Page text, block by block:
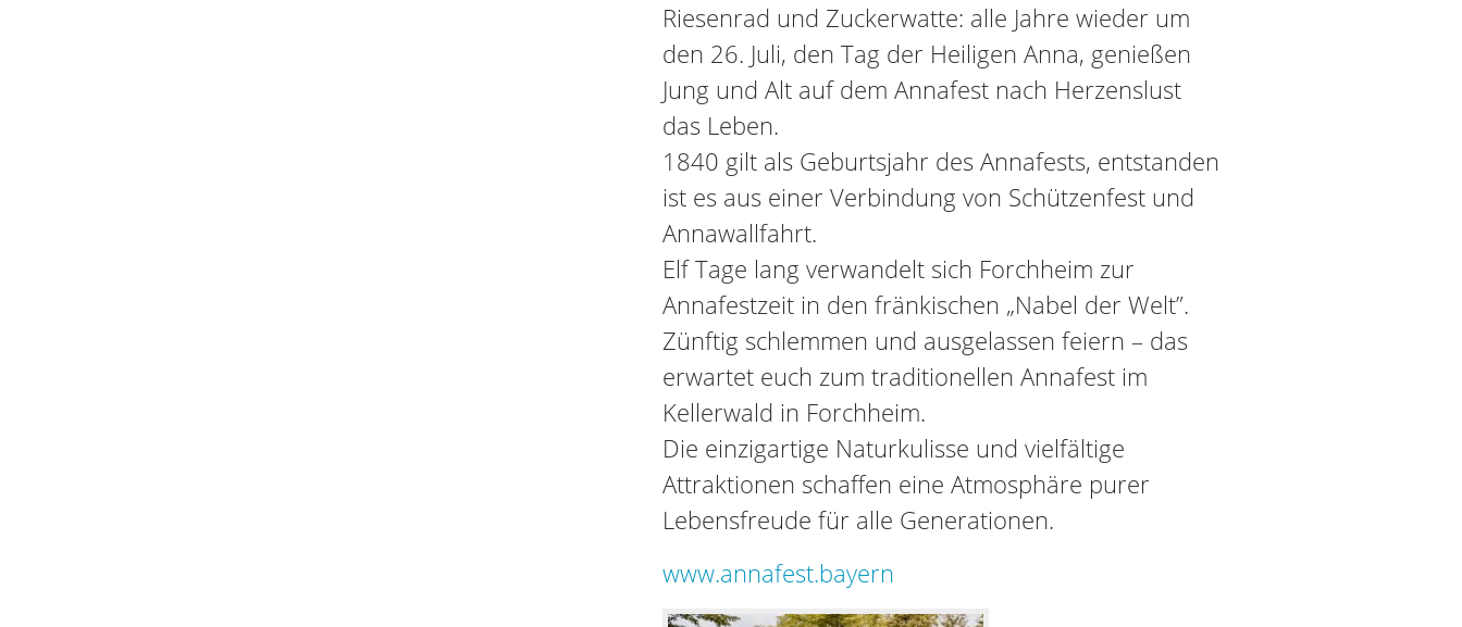
Riesenrad und Zuckerwatte: alle Jahre wieder um
den 26. Juli, den Tag der Heiligen Anna, genießen
Jung und Alt auf dem Annafest nach Herzenslust
das Leben.
1840 gilt als Geburtsjahr des Annafests, entstanden
ist es aus einer Verbindung von Schützenfest und
Annawallfahrt.
Elf Tage lang verwandelt sich Forchheim zur
Annafestzeit in den fränkischen „Nabel der Welt”.
Zünftig schlemmen und ausgelassen feiern – das
erwartet euch zum traditionellen Annafest im
Kellerwald in Forchheim.
Die einzigartige Naturkulisse und vielfältige
Attraktionen schaffen eine Atmosphäre purer
Lebensfreude für alle Generationen.
www.annafest.bayern